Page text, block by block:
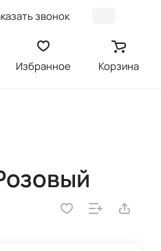
звонок
Избранное Корзина